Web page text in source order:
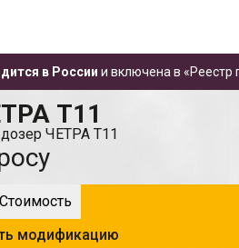
в России и включена в
. Бульдозер ЧЕТРА Т11
Т11
Стоимость
модификацию